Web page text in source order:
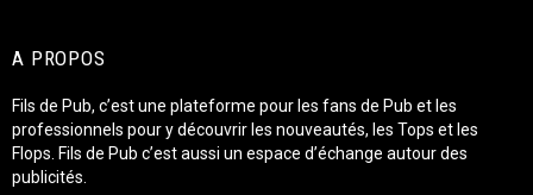
A PROPOS
Fils de Pub, c’est une plateforme pour les fans de Pub et les
professionnels pour y découvrir les nouveautés, les Tops et les
Flops. Fils de Pub c’est aussi un espace d’échange autour des
publicités.